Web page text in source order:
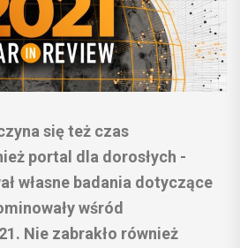
się też czas
portal dla dorosłych -
własne badania dotyczące
wśród
Nie zabrakło również